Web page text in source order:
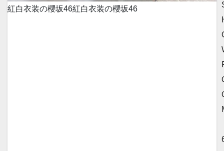
紅白衣装の櫻坂46紅白衣装の櫻坂46